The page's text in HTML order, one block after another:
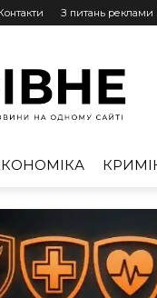
З питань реклами